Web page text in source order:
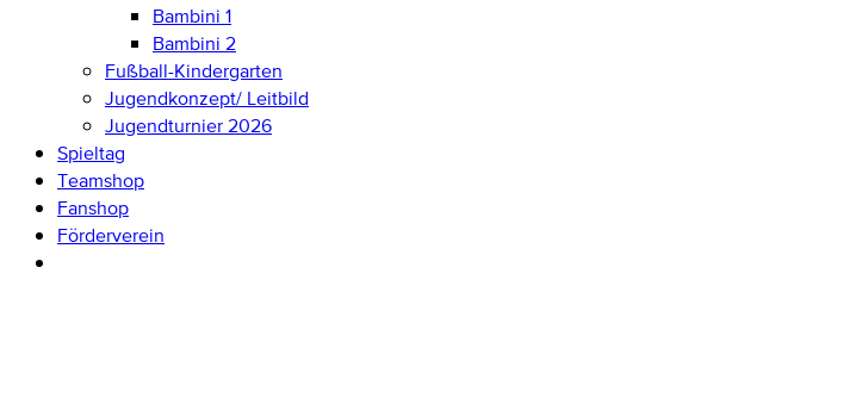
Bambini 1
Bambini 2
Fußball-Kindergarten
Jugendkonzept/ Leitbild
Jugendturnier 2026
Spieltag
Teamshop
Fanshop
Förderverein